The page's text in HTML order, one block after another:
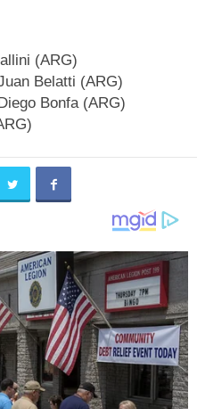
(ARG)
Belatti (ARG)
Diego Bonfa (ARG)